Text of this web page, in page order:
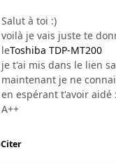
Salut à toi :)
voilà je vais juste te
leToshiba TDP-MT200
je t'ai mis dans le lien
maintenant je ne
en espérant t'avoir aidé
A++
Citer